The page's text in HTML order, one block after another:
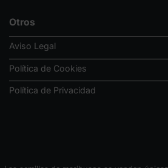
Otros
Aviso Legal
Política de Cookies
Política de Privacidad